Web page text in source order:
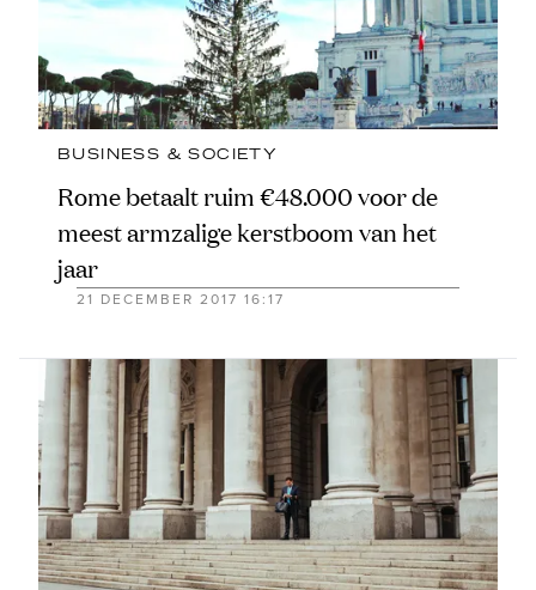
BUSINESS & SOCIETY
Rome betaalt ruim €48.000 voor de
meest armzalige kerstboom van het
jaar
21 DECEMBER 2017 16:17